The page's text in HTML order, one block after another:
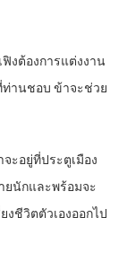
งต้องการแต่งงาน
ท่านชอบ ข้าจะช่วย
ะอยู่ที่ประตูเมือง
ยนักและพร้อมจะ
ชีวิตตัวเองออกไป